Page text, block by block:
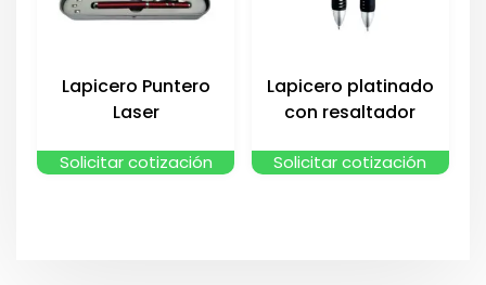
Lapicero Puntero
Laser
Solicitar cotización
Lapicero platinado
con resaltador
Solicitar cotización